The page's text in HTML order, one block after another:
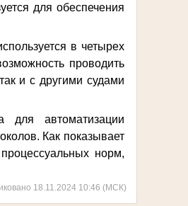
для обеспечения
в четырех
проводить
и с другими судами
для автоматизации
Как показывает
норм,
18.11.2024 10:46 (МСК)